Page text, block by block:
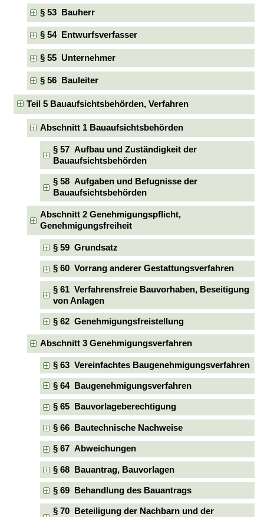
§ 53 Bauherr
§ 54 Entwurfsverfasser
§ 55 Unternehmer
§ 56 Bauleiter
Teil 5 Bauaufsichtsbehörden, Verfahren
Abschnitt 1 Bauaufsichtsbehörden
§ 57 Aufbau und Zuständigkeit der
Bauaufsichtsbehörden
§ 58 Aufgaben und Befugnisse der
Bauaufsichtsbehörden
Abschnitt 2 Genehmigungspflicht,
Genehmigungsfreiheit
§ 59 Grundsatz
§ 60 Vorrang anderer Gestattungsverfahren
§ 61 Verfahrensfreie Bauvorhaben, Beseitigung
von Anlagen
§ 62 Genehmigungsfreistellung
Abschnitt 3 Genehmigungsverfahren
§ 63 Vereinfachtes Baugenehmigungsverfahren
§ 64 Baugenehmigungsverfahren
§ 65 Bauvorlageberechtigung
§ 66 Bautechnische Nachweise
§ 67 Abweichungen
§ 68 Bauantrag, Bauvorlagen
§ 69 Behandlung des Bauantrags
§ 70 Beteiligung der Nachbarn und der